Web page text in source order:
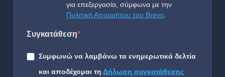
για επεξεργασία, σύμφωνα με την
Πολιτική Απορρήτου του Brevo
Συγκατάθεση
Συμφωνώ να λαμβάνω τα ενημερωτικά δελτία
και αποδέχομαι τη Δήλωση συγκατάθεσης